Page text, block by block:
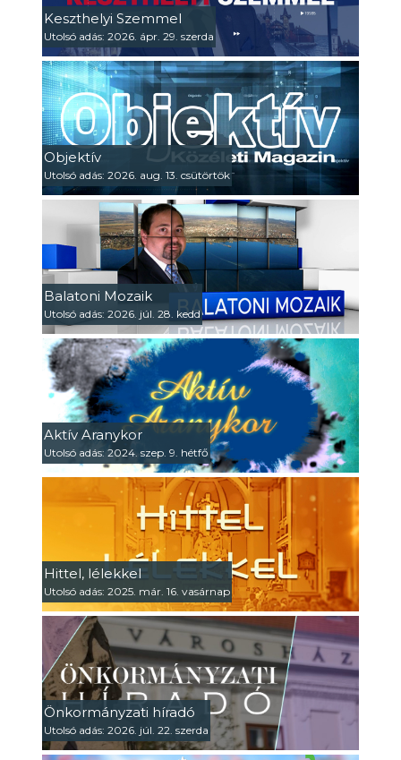
Keszthelyi Szemmel
Utolsó adás: 2026. ápr. 29. szerda
Objektív
Utolsó adás: 2026. aug. 13. csütörtök
Balatoni Mozaik
Utolsó adás: 2026. júl. 28. kedd
Aktív Aranykor
Utolsó adás: 2024. szep. 9. hétfő
Hittel, lélekkel
Utolsó adás: 2025. már. 16. vasárnap
Önkormányzati híradó
Utolsó adás: 2026. júl. 22. szerda